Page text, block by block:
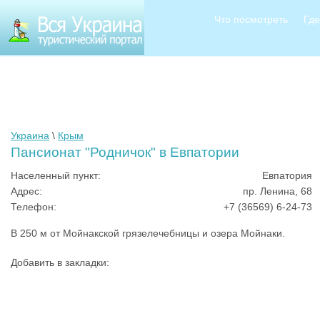
Что посмотреть
Украина \ Крым
Пансионат "Родничок" в Евпатории
Населенный пункт:
Евпатория
Адрес:
пр. Ленина, 68
Телефон:
+7 (36569) 6-24-73
В 250 м от Мойнакской грязелечебницы и озера Мойнаки.
Добавить в закладки: